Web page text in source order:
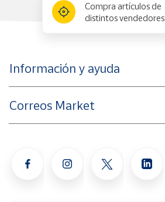
Compra artículos de
distintos vendedores
Información y ayuda
Correos Market